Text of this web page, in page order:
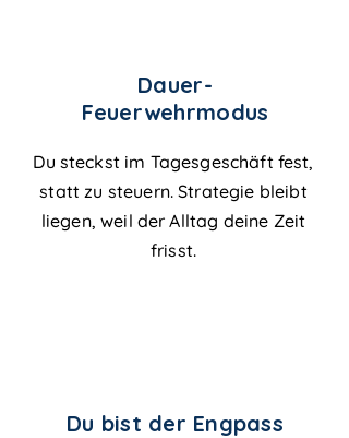
Dauer-
Feuerwehrmodus
Du steckst im Tagesgeschäft fest,
statt zu steuern. Strategie bleibt
liegen, weil der Alltag deine Zeit
frisst.
Du bist der Engpass